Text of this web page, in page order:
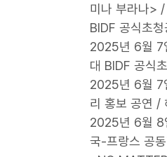
미나 부라나>
BIDF 공식초청
2025년 6월 7
대 BIDF 공식
2025년 6월 7
리 홍보 공연 /
2025년 6월 8
국-프랑스 공